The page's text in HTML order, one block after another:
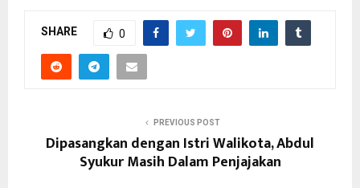
SHARE 0
PREVIOUS POST
Dipasangkan dengan Istri Walikota, Abdul
Syukur Masih Dalam Penjajakan